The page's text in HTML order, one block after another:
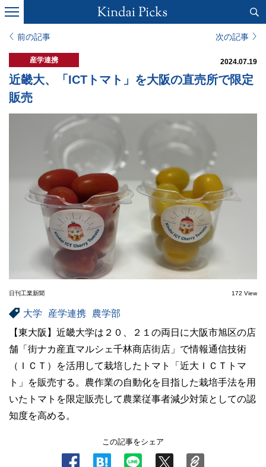
前の記事 次の記事
産学連携 2024.07.19
近畿大、「ICTトマト」を大阪の直売所で限定
販売
日刊工業新聞 172 View
大学 産学連携
農学部
【東大阪】近畿大学は２０、２１の両日に大阪市旭区の店
舗「街ナカ産直マルシェ千林商店街店」で情報通信技術
（ＩＣＴ）を活用して栽培したトマト「近大ＩＣＴトマ
ト」を販売する。農作業の自動化を目指した栽培手法を用
いたトマトを限定販売して農業従事者減少対策としての認
知度を高める。
この記事をシェア